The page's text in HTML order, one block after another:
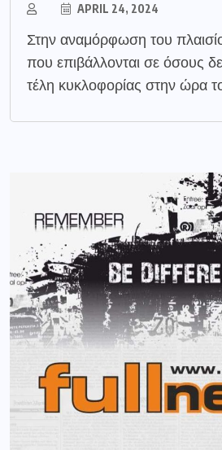
APRIL 24, 2024
Στην αναμόρφωση του
που επιβάλλονται σε όσους
τέλη κυκλοφορίας στην ώρα